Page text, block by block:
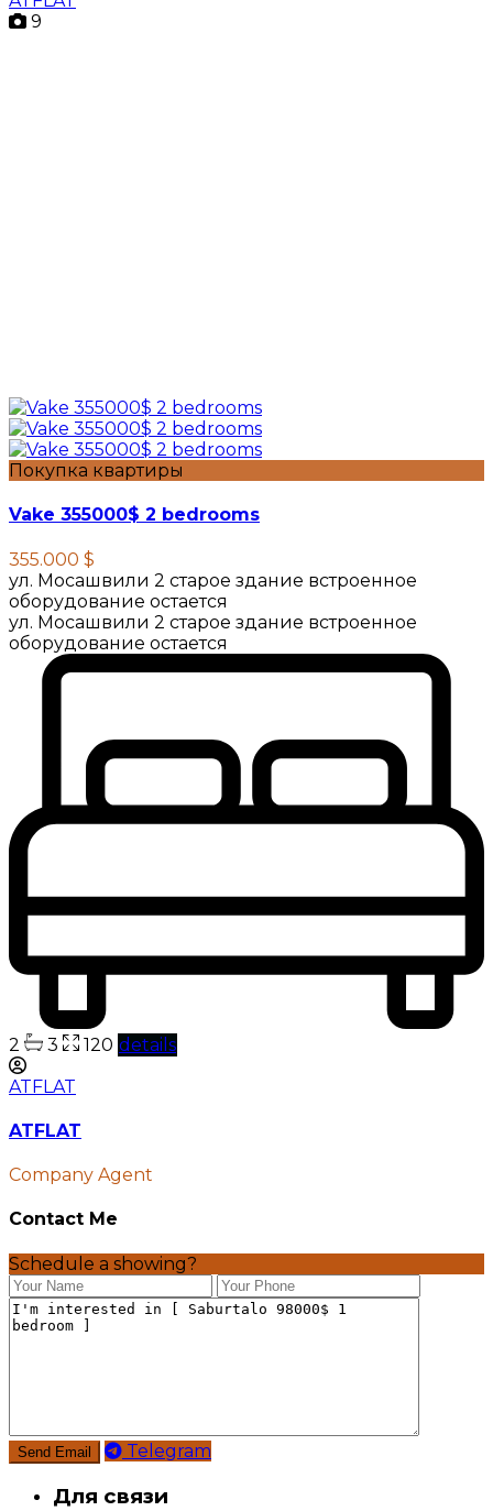
9
Покупка квартиры
Vake 355000$ 2 bedrooms
355.000 $
ул. Мосашвили 2 старое здание встроенное
оборудование остается
ул. Мосашвили 2 старое здание встроенное
оборудование остается
2 3 120 details
ATFLAT
ATFLAT
Company Agent
Contact Me
Schedule a showing?
Telegram
Для связи